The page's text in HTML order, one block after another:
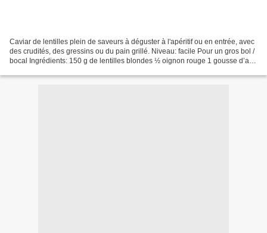
Caviar de lentilles plein de saveurs à déguster à l'apéritif ou en entrée, avec
des crudités, des gressins ou du pain grillé. Niveau: facile Pour un gros bol /
bocal Ingrédients: 150 g de lentilles blondes ½ oignon rouge 1 gousse d’ail